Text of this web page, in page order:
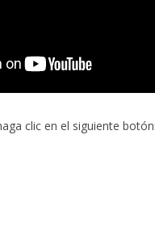
clic en el siguiente botón: